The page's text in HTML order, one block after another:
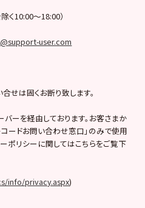
く10:00〜18:00）
user.com
は固くお断り致します。
ーを経由しております。お客さまか
ードお問い合わせ窓口」のみで使用
ポリシーに関してはこちらをご覧下
info/privacy.aspx)